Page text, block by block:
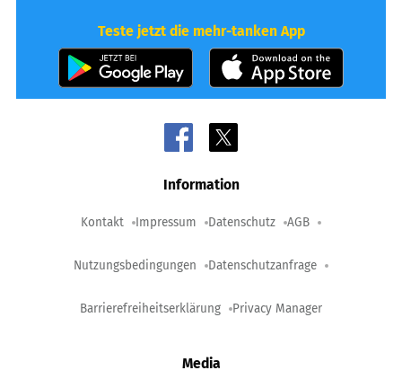
Teste jetzt die mehr-tanken App
Information
Kontakt Impressum Datenschutz AGB
Nutzungsbedingungen Datenschutzanfrage
Barrierefreiheitserklärung Privacy Manager
Media